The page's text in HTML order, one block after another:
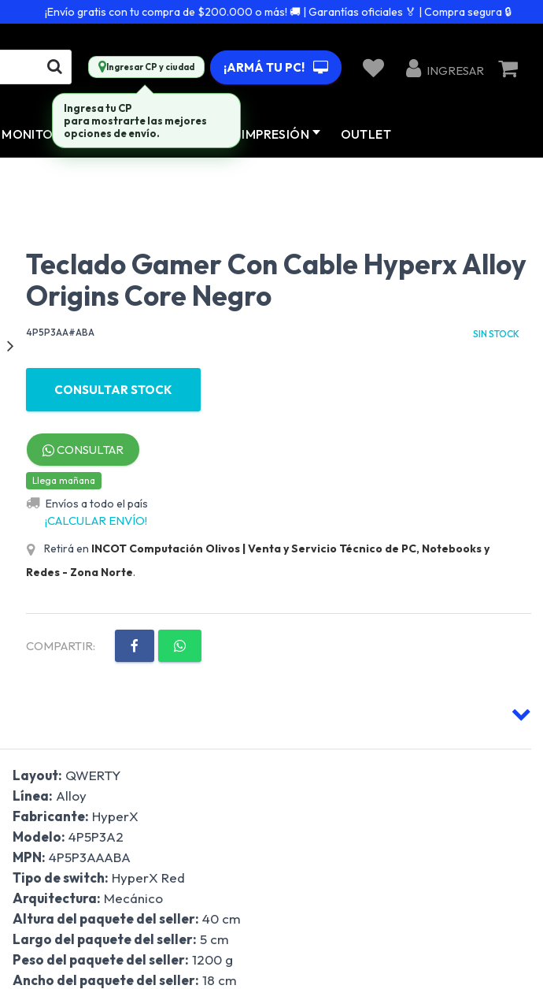
¡Envío gratis con tu compra de $200.000 o más! 🚚 | Garantías oficiales 🏅 | Compra segura 🔒
Ingresar CP y ciudad ¡ARMÁ TU PC! INGRESAR
MONITORES CONECTIVIDAD IMPRESIÓN OUTLET
Teclado Gamer Con Cable Hyperx Alloy
Origins Core Negro
4P5P3AA#ABA SIN STOCK
CONSULTAR STOCK
CONSULTAR
Llega mañana
Envíos a todo el país
¡CALCULAR ENVÍO!
Retirá en INCOT Computación Olivos | Venta y Servicio Técnico de PC, Notebooks y
Redes - Zona Norte.
COMPARTIR:
Layout: QWERTY
Línea: Alloy
Fabricante: HyperX
Modelo: 4P5P3A2
MPN: 4P5P3AAABA
Tipo de switch: HyperX Red
Arquitectura: Mecánico
Altura del paquete del seller: 40 cm
Largo del paquete del seller: 5 cm
Peso del paquete del seller: 1200 g
Ancho del paquete del seller: 18 cm
Ingresa tu CP
para mostrarte las mejores
opciones de envío.